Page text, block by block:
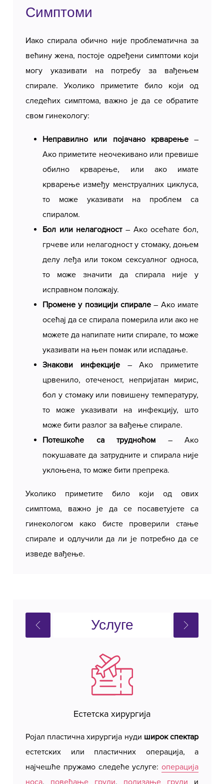
Гоогле рецензије
дуже, ако постоји нека специфичност у
Поступак вађења спирале обично траје само
неколико минута, обично између 5 и 10
Симптоми
Иако спирала обично није проблематична за
већину жена, постоје одређени симптоми који
могу указивати на потребу за вађењем
спирале. Уколико приметите било који од
следећих симптома, важно је да се обратите
свом гинекологу:
Неправилно или појачано крварење–
Ако приметите неочекивано или превише
обилно крварење, или ако имате
крварење између менструалних циклуса,
то може указивати на проблем са
спиралом.
Бол или нелагодност– Ако осећате бол,
грчеве или нелагодност у стомаку, доњем
делу леђа или током сексуалног односа,
то може значити да спирала није у
исправном положају.
Промене у позицији спирале– Ако имате
осећај да се спирала померила или ако не
можете да напипате нити спирале, то може
указивати на њен помак или испадање.
Знакови инфекције – Ако приметите
црвенило, отеченост, непријатан мирис,
бол у стомаку или повишену температуру,
то може указивати на инфекцију, што
може бити разлог за вађење спирале.
Потешкоће са трудноћом – Ако
покушавате да затрудните и спирала није
уклоњена, то може бити препрека.
Уколико приметите било који од ових
симптома, важно је да се посаветујете са
гинекологом како бисте проверили стање
спирале и одлучили да ли је потребно да се
изведе вађење.
Услуге
Естетска хирургија
Ројал пластична хирургија нуди широк спектар
естетских или пластичних операција, а
најчешће пружамо следеће услуге: операција
носа, повећање груди, подизање груди и